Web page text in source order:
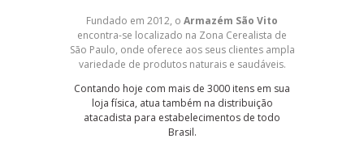
Fundado em 2012, o Armazém São Vito
encontra-se localizado na Zona Cerealista de
São Paulo, onde oferece aos seus clientes ampla
variedade de produtos naturais e saudáveis.
Contando hoje com mais de 3000 itens em sua
loja física, atua também na distribuição
atacadista para estabelecimentos de todo
Brasil.